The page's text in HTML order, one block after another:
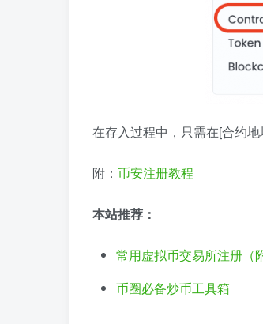
在存入过程中，只需在[合约
附： 币安注册教程
本站推荐：
常用虚拟币交易所注册（
币圈必备炒币工具箱